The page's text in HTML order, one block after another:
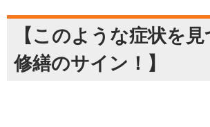
【このような症状を
修繕のサイン！】